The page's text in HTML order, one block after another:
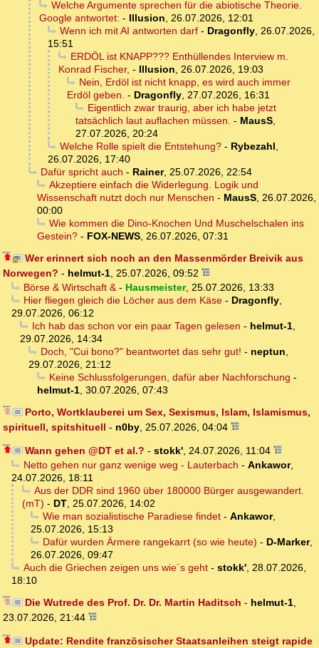
Welche Argumente sprechen für die abiotische Theorie.
Google antwortet: - Illusion, 26.07.2026, 12:01
Wenn ich mit AI antworten darf- Dragonfly, 26.07.2026,
15:51
ERDÖL ist KNAPP??? Enthüllendes Interview m.
Konrad Fischer, - Illusion, 26.07.2026, 19:03
Nein, Erdöl ist nicht knapp, es wird auch immer
Erdöl geben. - Dragonfly, 27.07.2026, 16:31
Eigentlich zwar traurig, aber ich habe jetzt
tatsächlich laut auflachen müssen. - MausS,
27.07.2026, 20:24
Welche Rolle spielt die Entstehung?- Rybezahl,
26.07.2026, 17:40
Dafür spricht auch - Rainer, 25.07.2026, 22:54
Akzeptiere einfach die Widerlegung. Logik und
Wissenschaft nutzt doch nur Menschen - MausS, 26.07.2026,
00:00
Wie kommen die Dino-Knochen Und Muschelschalen ins
Gestein? - FOX-NEWS, 26.07.2026, 07:31
Wer erinnert sich noch an den Massenmörder Breivik aus
Norwegen? - helmut-1, 25.07.2026, 09:52
Börse & Wirtschaft &- Hausmeister, 25.07.2026, 13:33
Hier fliegen gleich die Löcher aus dem Käse- Dragonfly,
29.07.2026, 06:12
Ich hab das schon vor ein paar Tagen gelesen - helmut-1,
29.07.2026, 14:34
Doch, "Cui bono?" beantwortet das sehr gut! - neptun,
29.07.2026, 21:12
Keine Schlussfolgerungen, dafür aber Nachforschung -
helmut-1, 30.07.2026, 07:43
Porto, Wortklauberei um Sex, Sexismus, Islam, Islamismus,
spirituell, spitshituell - n0by, 25.07.2026, 04:04
Wann gehen @DT et al.? - stokk', 24.07.2026, 11:04
Netto gehen nur ganz wenige weg - Lauterbach - Ankawor,
24.07.2026, 18:11
Aus der DDR sind 1960 über 180000 Bürger ausgewandert.
(mT) - DT, 25.07.2026, 14:02
Wie man sozialistische Paradiese findet- Ankawor,
25.07.2026, 15:13
Dafür wurden Ärmere rangekarrt (so wie heute) - D-Marker,
26.07.2026, 09:47
Auch die Griechen zeigen uns wie´s geht- stokk', 28.07.2026,
18:10
Die Wutrede des Prof. Dr. Dr. Martin Haditsch - helmut-1,
23.07.2026, 21:44
Update: Rendite französischer Staatsanleihen steigt rapide